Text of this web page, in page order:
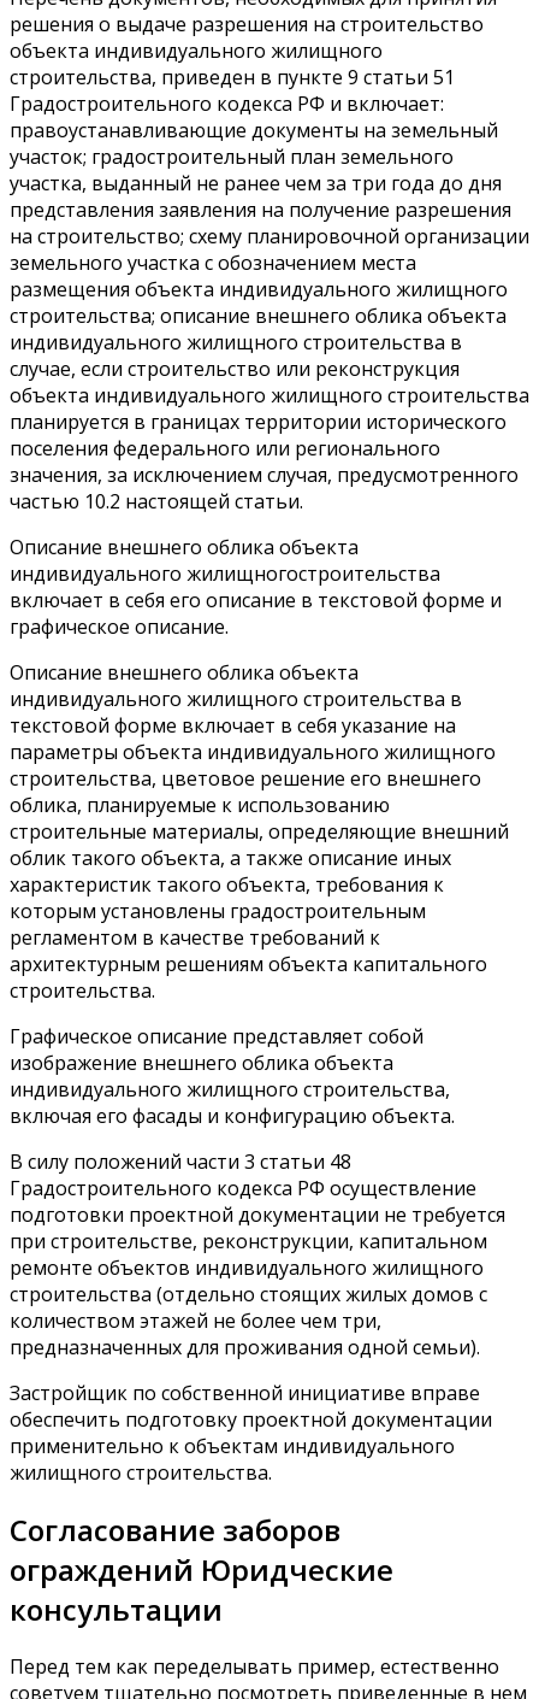
решения о выдаче разрешения на строительство
объекта индивидуального жилищного
строительства, приведен в пункте 9 статьи 51
Градостроительного кодекса РФ и включает:
правоустанавливающие документы на земельный
участок; градостроительный план земельного
участка, выданный не ранее чем за три года до дня
представления заявления на получение разрешения
на строительство; схему планировочной организации
земельного участка с обозначением места
размещения объекта индивидуального жилищного
строительства; описание внешнего облика объекта
индивидуального жилищного строительства в
случае, если строительство или реконструкция
объекта индивидуального жилищного строительства
планируется в границах территории исторического
поселения федерального или регионального
значения, за исключением случая, предусмотренного
частью 10.2 настоящей статьи.
Описание внешнего облика объекта
индивидуального жилищногостроительства
включает в себя его описание в текстовой форме и
графическое описание.
Описание внешнего облика объекта
индивидуального жилищного строительства в
текстовой форме включает в себя указание на
параметры объекта индивидуального жилищного
строительства, цветовое решение его внешнего
облика, планируемые к использованию
строительные материалы, определяющие внешний
облик такого объекта, а также описание иных
характеристик такого объекта, требования к
которым установлены градостроительным
регламентом в качестве требований к
архитектурным решениям объекта капитального
строительства.
Графическое описание представляет собой
изображение внешнего облика объекта
индивидуального жилищного строительства,
включая его фасады и конфигурацию объекта.
В силу положений части 3 статьи 48
Градостроительного кодекса РФ осуществление
подготовки проектной документации не требуется
при строительстве, реконструкции, капитальном
ремонте объектов индивидуального жилищного
строительства (отдельно стоящих жилых домов с
количеством этажей не более чем три,
предназначенных для проживания одной семьи).
Застройщик по собственной инициативе вправе
обеспечить подготовку проектной документации
применительно к объектам индивидуального
жилищного строительства.
Согласование заборов
ограждений Юридческие
консультации
Перед тем как переделывать пример, естественно
советуем тщательно посмотреть приведенные в нем